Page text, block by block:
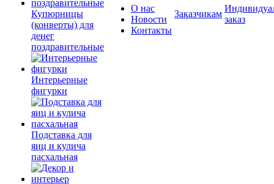
Купюрницы
(конверты) для
денег
поздравительные
Интерьерные
фигурки
Подставка для
яиц и кулича
пасхальная
О нас
Новости
Контакты
Заказчикам
заказ